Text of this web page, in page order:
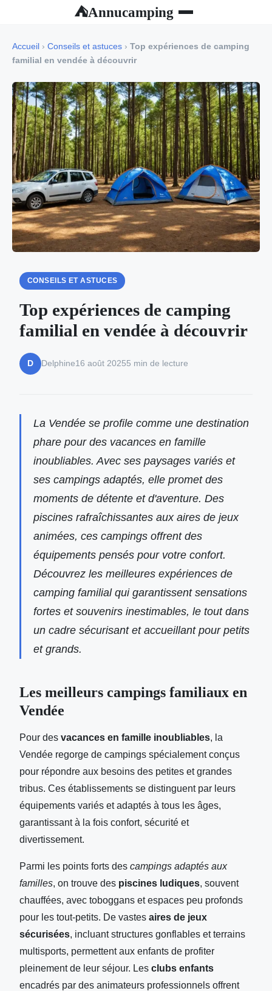
⛺Annucamping
Accueil › Conseils et astuces › Top expériences de camping
familial en vendée à découvrir
CONSEILS ET ASTUCES
Top expériences de camping
familial en vendée à découvrir
D Delphine16 août 20255 min de lecture
La Vendée se profile comme une destination
phare pour des vacances en famille
inoubliables. Avec ses paysages variés et
ses campings adaptés, elle promet des
moments de détente et d'aventure. Des
piscines rafraîchissantes aux aires de jeux
animées, ces campings offrent des
équipements pensés pour votre confort.
Découvrez les meilleures expériences de
camping familial qui garantissent sensations
fortes et souvenirs inestimables, le tout dans
un cadre sécurisant et accueillant pour petits
et grands.
Les meilleurs campings familiaux en
Vendée
Pour des vacances en famille inoubliables, la
Vendée regorge de campings spécialement conçus
pour répondre aux besoins des petites et grandes
tribus. Ces établissements se distinguent par leurs
équipements variés et adaptés à tous les âges,
garantissant à la fois confort, sécurité et
divertissement.
Parmi les points forts des campings adaptés aux
familles, on trouve des piscines ludiques, souvent
chauffées, avec toboggans et espaces peu profonds
pour les tout-petits. De vastes aires de jeux
sécurisées, incluant structures gonflables et terrains
multisports, permettent aux enfants de profiter
pleinement de leur séjour. Les clubs enfants
encadrés par des animateurs professionnels offrent